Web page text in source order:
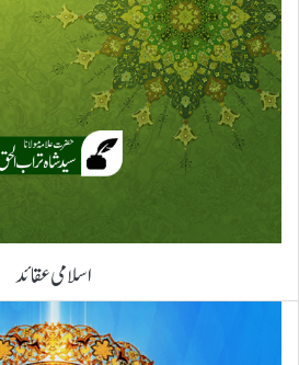
اسلامی عقائد